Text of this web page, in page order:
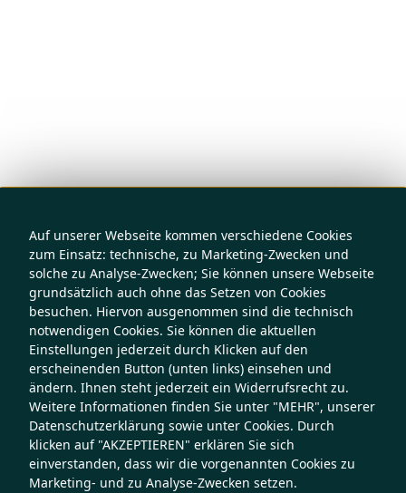
Auf unserer Webseite kommen verschiedene Cookies
zum Einsatz: technische, zu Marketing-Zwecken und
solche zu Analyse-Zwecken; Sie können unsere Webseite
grundsätzlich auch ohne das Setzen von Cookies
besuchen. Hiervon ausgenommen sind die technisch
notwendigen Cookies. Sie können die aktuellen
Einstellungen jederzeit durch Klicken auf den
erscheinenden Button (unten links) einsehen und
ändern. Ihnen steht jederzeit ein Widerrufsrecht zu.
Weitere Informationen finden Sie unter "MEHR", unserer
Datenschutzerklärung sowie unter Cookies. Durch
klicken auf "AKZEPTIEREN" erklären Sie sich
einverstanden, dass wir die vorgenannten Cookies zu
Marketing- und zu Analyse-Zwecken setzen.